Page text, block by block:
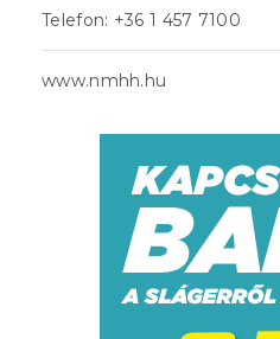
Telefon: +36 1 457 7100
www.nmhh.hu